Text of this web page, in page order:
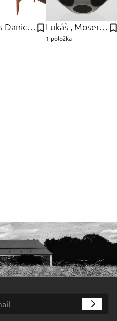
Makers Danich Control, Dánsko Furniture Lukáš , Moser, a.s. Jabůrek
1 položka